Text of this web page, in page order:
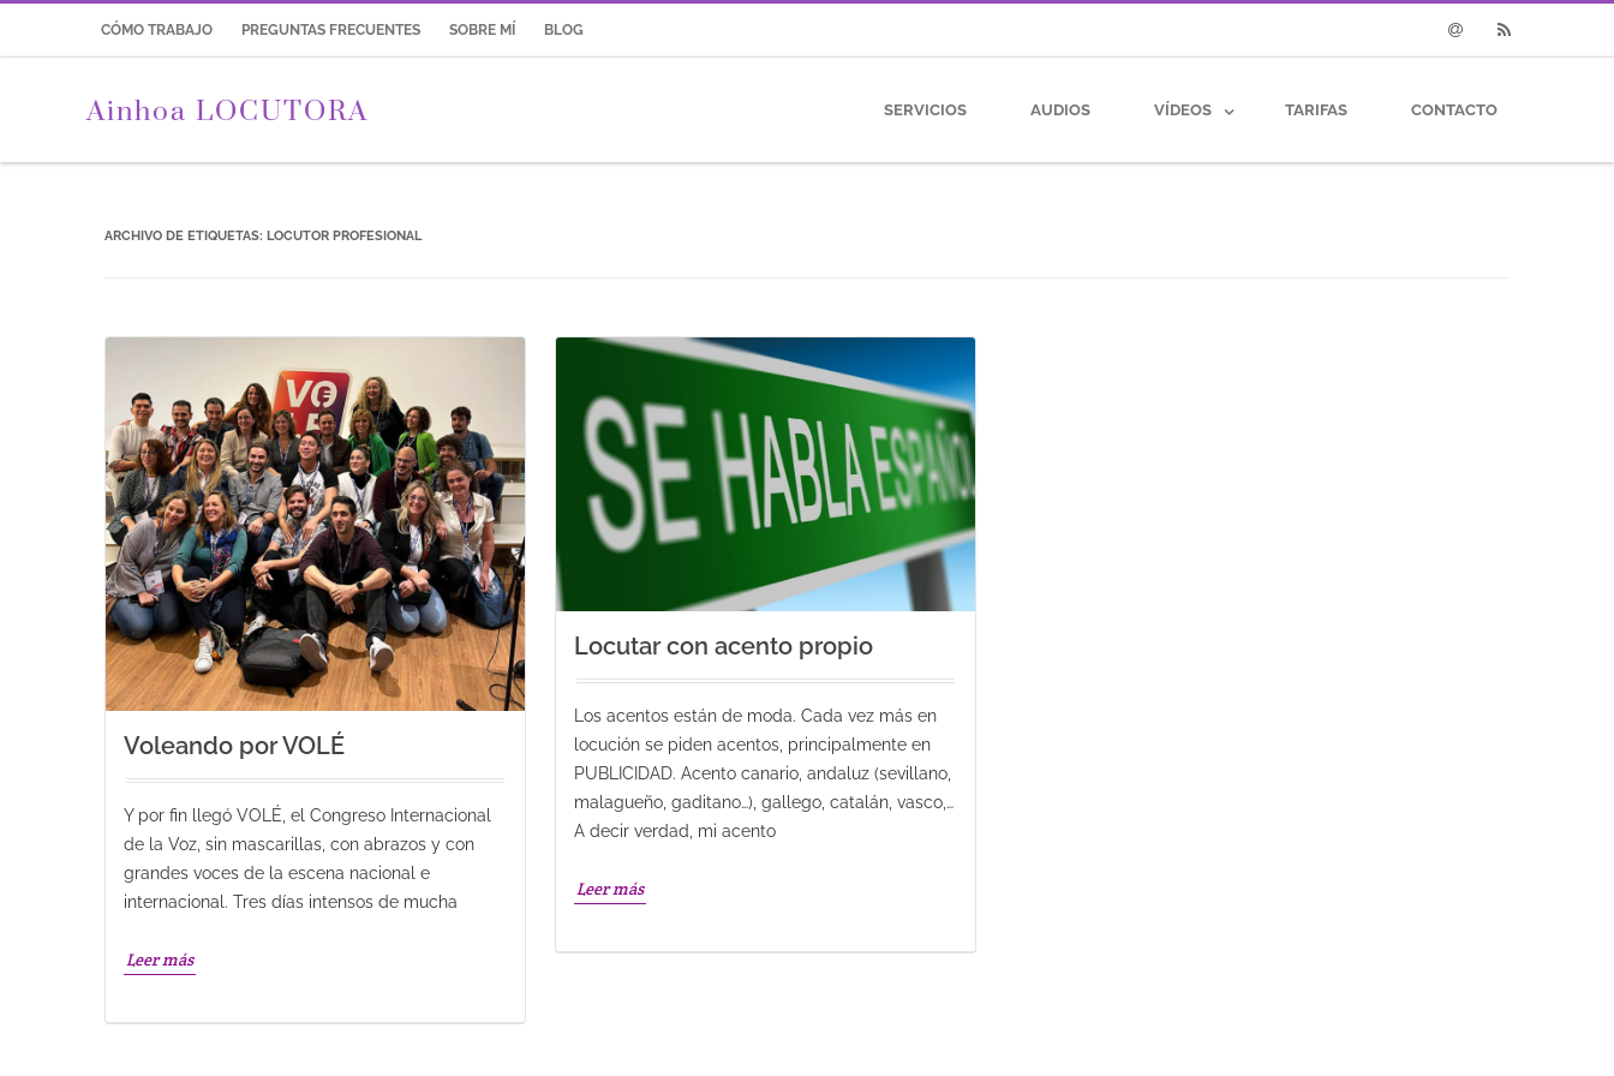
CÓMO TRABAJO PREGUNTAS FRECUENTES SOBRE MÍ BLOG
Ainhoa LOCUTORA SERVICIOS AUDIOS VÍDEOS TARIFAS CONTACTO
ARCHIVO DE ETIQUETAS: LOCUTOR PROFESIONAL
Voleando por VOLÉ
Y por fin llegó VOLÉ, el Congreso Internacional
de la Voz, sin mascarillas, con abrazos y con
grandes voces de la escena nacional e
internacional. Tres días intensos de mucha
Leer más
Locutar con acento propio
Los acentos están de moda. Cada vez más en
locución se piden acentos, principalmente en
PUBLICIDAD. Acento canario, andaluz (sevillano,
malagueño, gaditano…), gallego, catalán, vasco,…
A decir verdad, mi acento
Leer más